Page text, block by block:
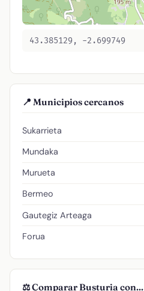
43.385129, -2.699749
📍 Municipios cercanos
Sukarrieta
Mundaka
Murueta
Bermeo
Gautegiz Arteaga
Forua
⚖️ Comparar Busturia con...